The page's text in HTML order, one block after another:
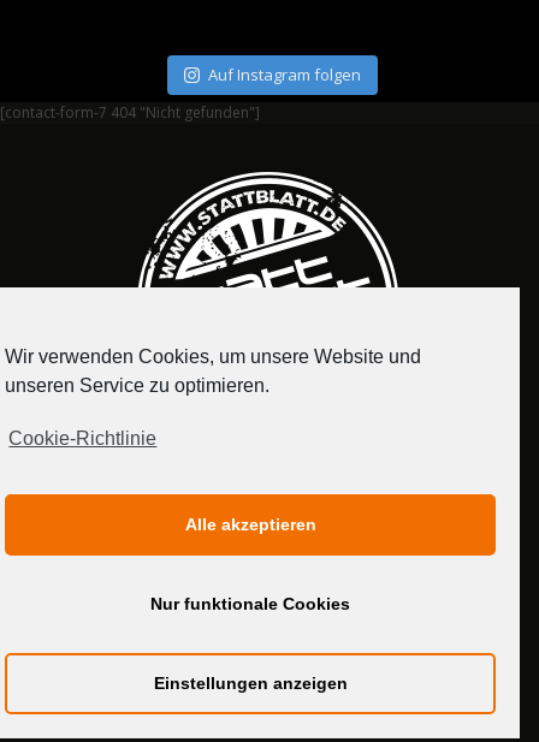
Auf Instagram folgen
[contact-form-7 404 "Nicht gefunden"]
MEDIADATEN
Wir verwenden Cookies, um unsere Website und
unseren Service zu optimieren.
Cookie-Richtlinie
Alle akzeptieren
Nur funktionale Cookies
Einstellungen anzeigen